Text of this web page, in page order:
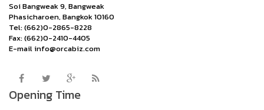
Soi Bangweak 9, Bangweak
Phasicharoen, Bangkok 10160
Tel: (662)0-2865-8228
Fax: (662)0-2410-4405
E-mail info@orcabiz.com
Opening Time